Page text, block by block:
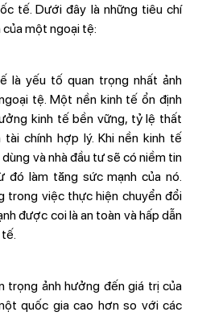
tế. Dưới đây là những tiêu chí
của một ngoại tệ:
là yếu tố quan trọng nhất ảnh
tệ. Một nền kinh tế ổn định
kinh tế bền vững, tỷ lệ thất
chính hợp lý. Khi nền kinh tế
và nhà đầu tư sẽ có niềm tin
đó làm tăng sức mạnh của nó.
trong việc thực hiện chuyển đổi
được coi là an toàn và hấp dẫn
trọng ảnh hưởng đến giá trị của
quốc gia cao hơn so với các